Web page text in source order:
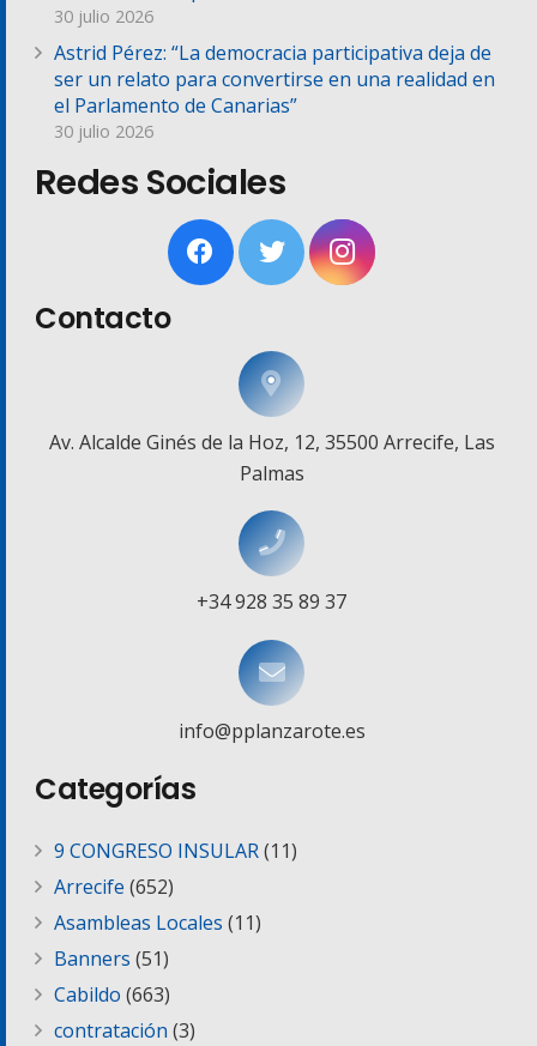
30 julio 2026
Astrid Pérez: “La democracia participativa deja de
ser un relato para convertirse en una realidad en
el Parlamento de Canarias”
30 julio 2026
Redes Sociales
Contacto
Av. Alcalde Ginés de la Hoz, 12, 35500 Arrecife, Las
Palmas
+34 928 35 89 37
info@pplanzarote.es
Categorías
9 CONGRESO INSULAR(11)
Arrecife (652)
Asambleas Locales (11)
Banners (51)
Cabildo (663)
contratación (3)